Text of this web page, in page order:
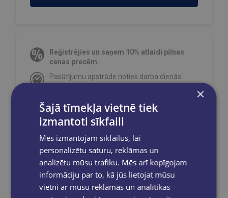
Reģistrējies un saņem 10% atlaidi pilnas
cenas precēm.
Pasūtījumu apstrāde notiek darba dienās.
Bezmaksas piegādeuz OMNIVA
pakomātiem Latvijāpasūtījumiem no €40.00.
Bezmaksas piegāde jebkurā GLOBUSS
grāmatnīcā 1-5 darba dienu laikā, kad
pasūtījums būs gatavs saņemšanai, saņemsi
e-pastu un/ vai SMS.
×
Šajā tīmekļa vietnē tiek
izmantoti sīkfaili
Mēs izmantojam sīkfailus, lai
personalizētu saturu, reklāmas un
analizētu mūsu trafiku. Mēs arī kopīgojam
informāciju par to, kā jūs lietojat mūsu
vietni ar mūsu reklāmas un analītikas